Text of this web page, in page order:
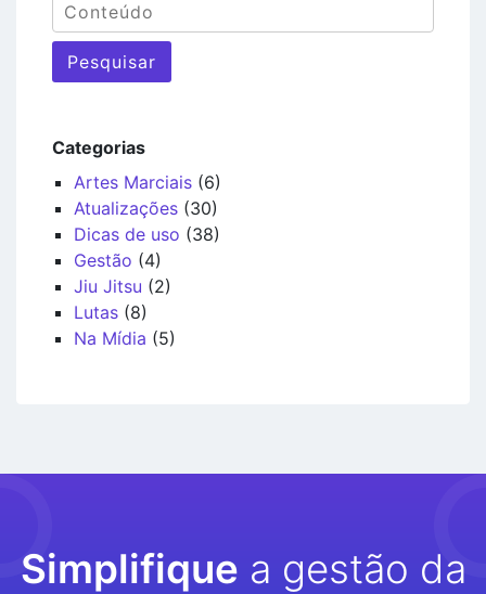
Pesquisar
Categorias
Artes Marciais (6)
Atualizações (30)
Dicas de uso (38)
Gestão (4)
Jiu Jitsu (2)
Lutas (8)
Na Mídia (5)
Simplifique a gestão da